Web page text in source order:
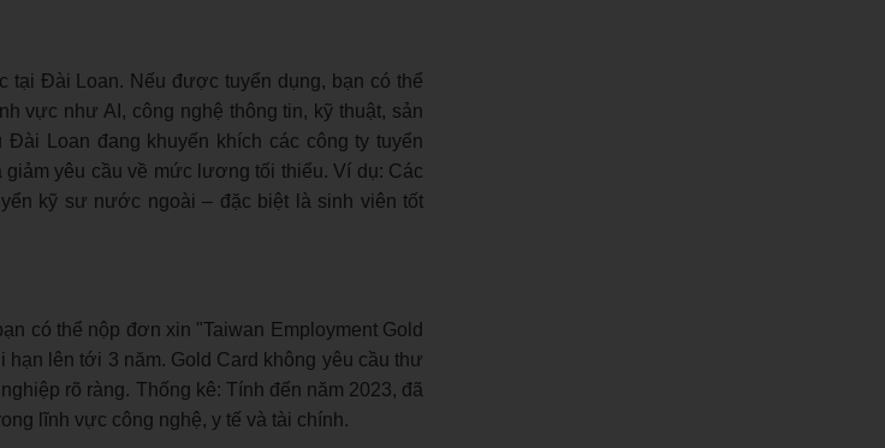
tại Đài Loan. Nếu được tuyển dụng, bạn có thể
vực như AI, công nghệ thông tin, kỹ thuật, sản
Loan đang khuyến khích các công ty tuyển
yêu cầu về mức lương tối thiểu. Ví dụ: Các
kỹ sư nước ngoài – đặc biệt là sinh viên tốt
có thể nộp đơn xin "Taiwan Employment Gold
lên tới 3 năm. Gold Card không yêu cầu thư
rõ ràng. Thống kê: Tính đến năm 2023, đã
lĩnh vực công nghệ, y tế và tài chính.